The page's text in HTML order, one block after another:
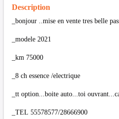
Description
_bonjour ..mise en vente tres belle
_modele 2021
_km 75000
_8 ch essence /electrique
_tt option...boite auto...toi
_TEL 55578577/28666900